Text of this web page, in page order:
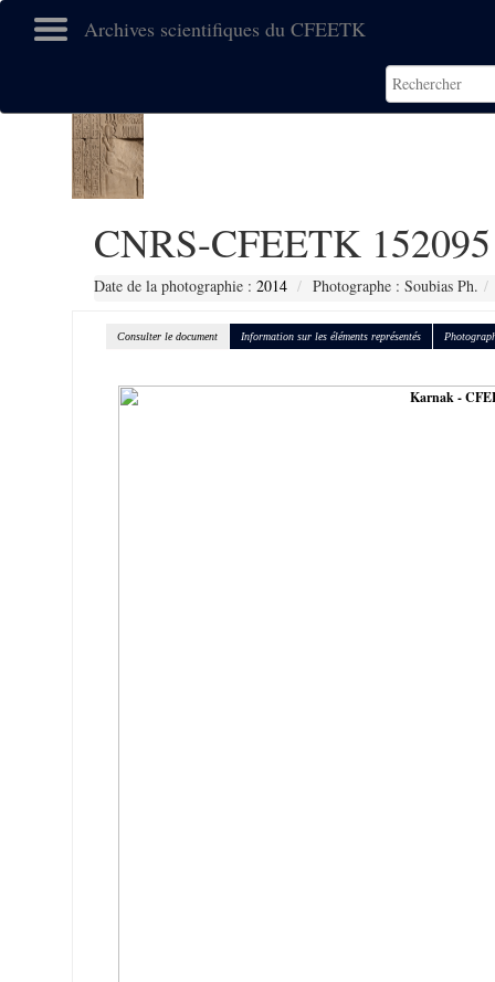
Archives scientifiques du CFEETK
CNRS-CFEETK 152095
Date de la photographie : 2014 Photographe : Soubias Ph.
Consulter le document Information sur les éléments représentés